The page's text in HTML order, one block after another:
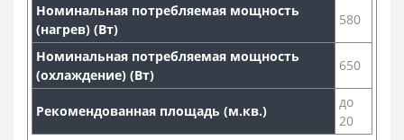
Номинальная потребляемая мощность
(нагрев) (Вт)
580
Номинальная потребляемая мощность
(охлаждение) (Вт)
650
Рекомендованная площадь (м.кв.)
до
20